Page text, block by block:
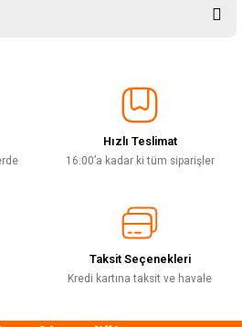
açıklamalarında ve diğer konularda
öneri formunu kullanarak tarafımıza
veya görüntülenemiyor.
bilgiler bulunuyor.
olmalı.
Paylaş
Hızlı Teslimat
16:00’a kadar ki tüm siparişler
Taksit Seçenekleri
Kredi kartına taksit ve havale